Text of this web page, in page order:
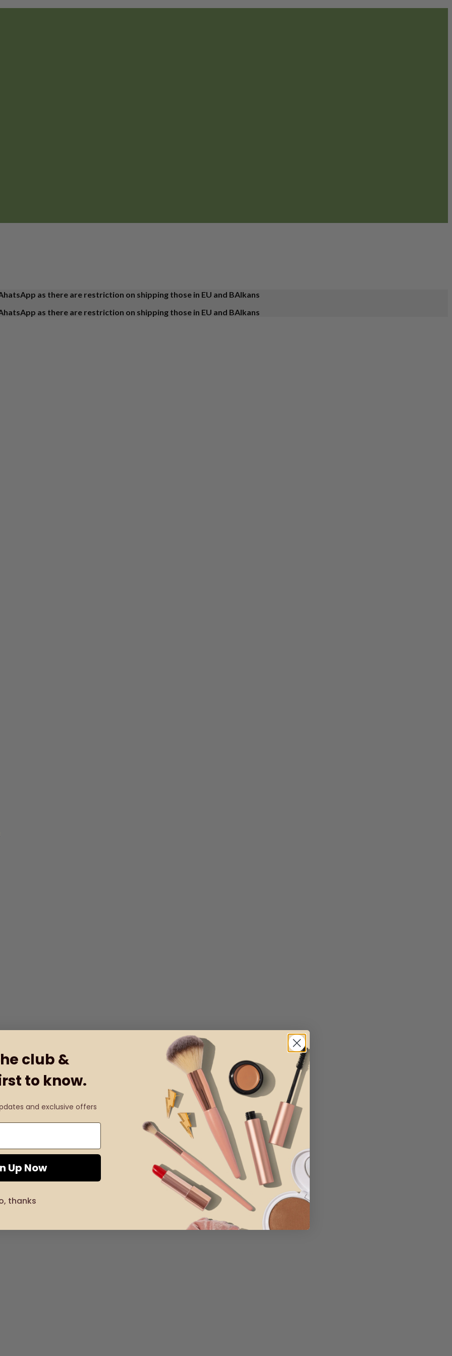
as there are restriction on shipping those in EU and BAlkans
as there are restriction on shipping those in EU and BAlkans
club &
to know.
and exclusive offers
Up Now
thanks